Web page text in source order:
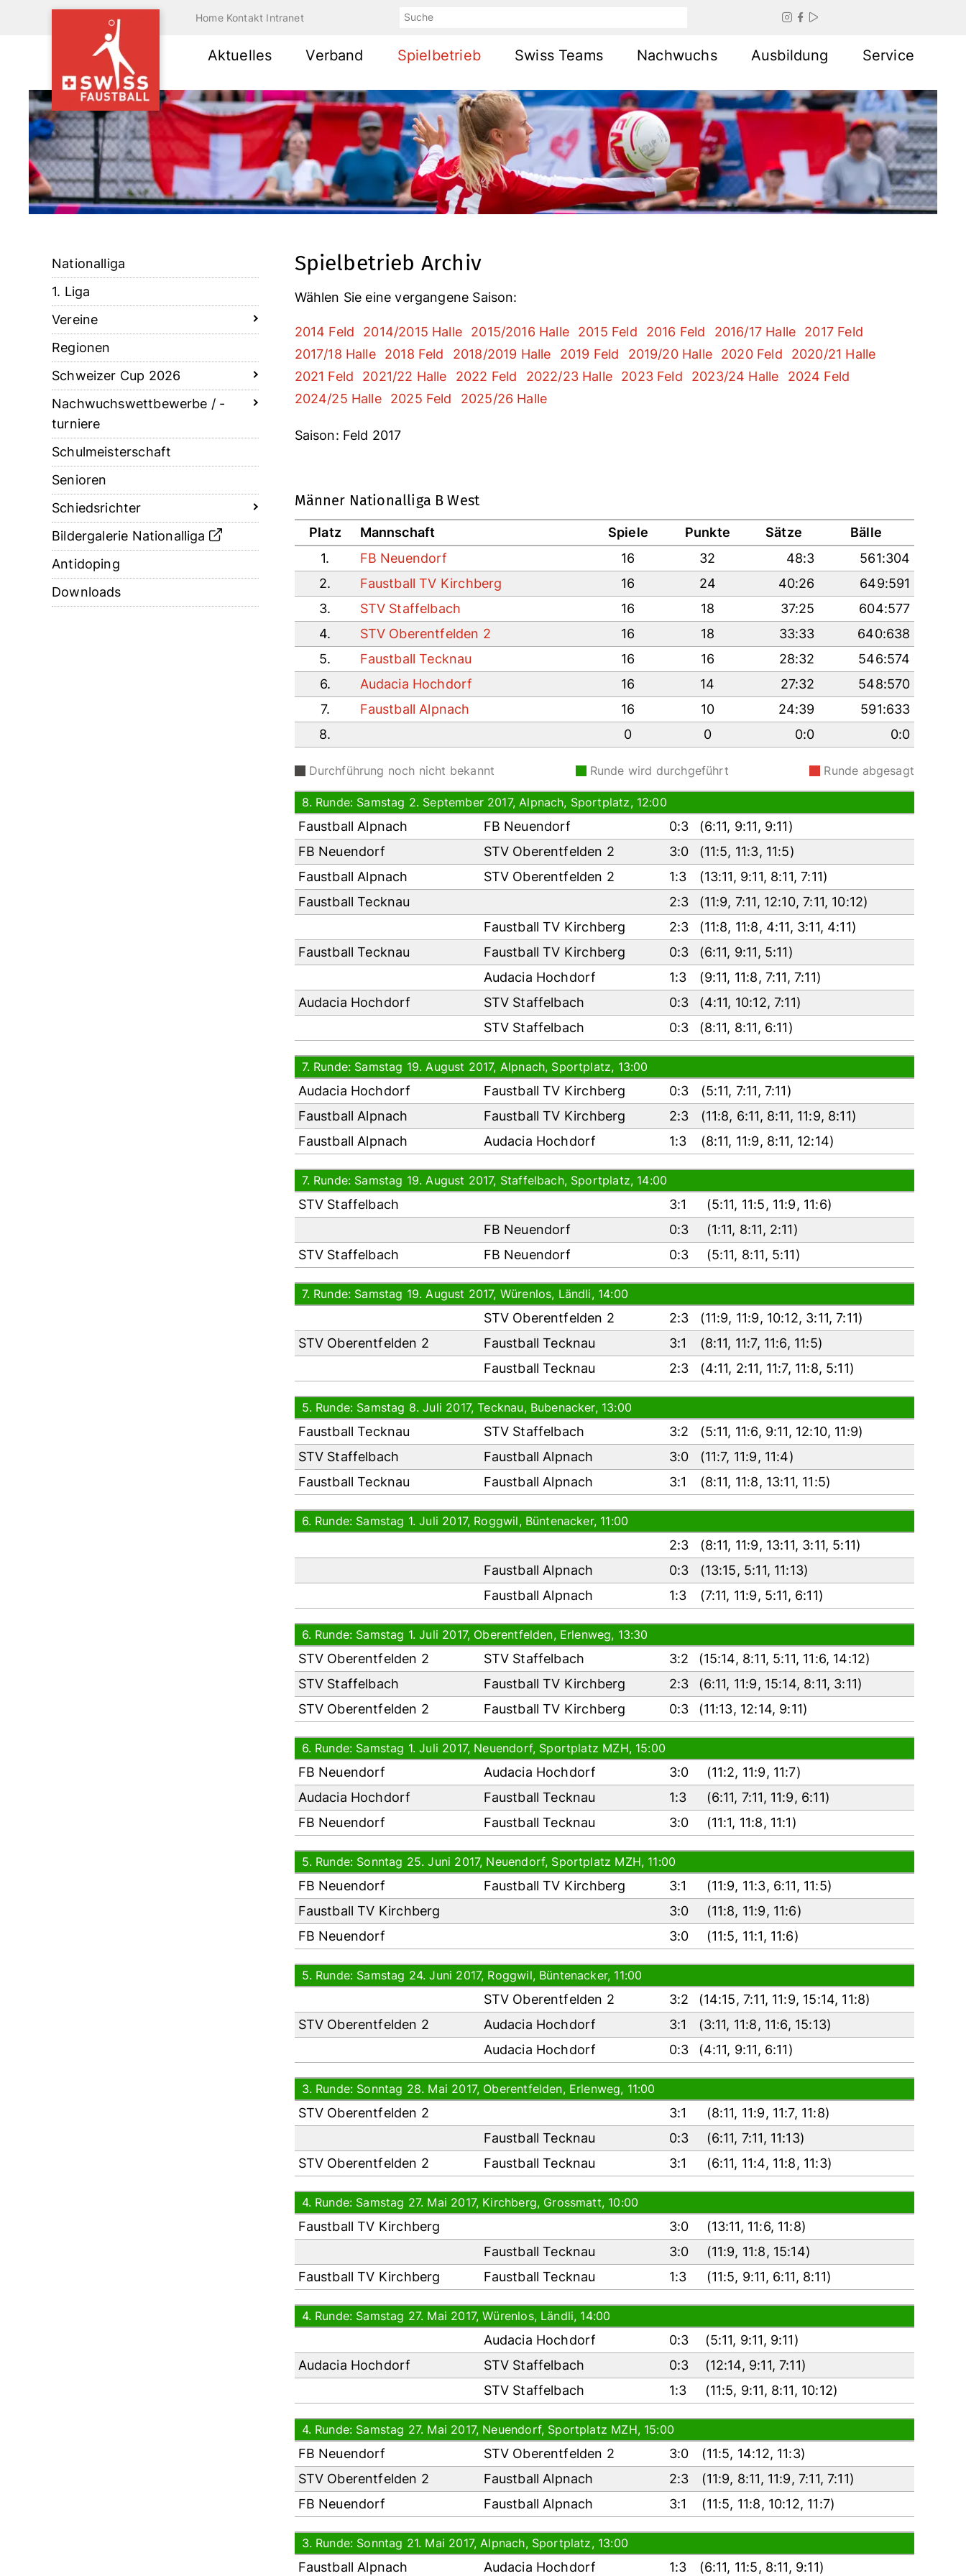
Home Kontakt Intranet Suche   
Aktuelles Verband Spielbetrieb Swiss Teams Nachwuchs Ausbildung Service
Nationalliga
1. Liga
Vereine
Regionen
Schweizer Cup 2026
Nachwuchswettbewerbe / -
turniere
Schulmeisterschaft
Senioren
Schiedsrichter
Bildergalerie Nationalliga
Antidoping
Downloads
Spielbetrieb Archiv
Wählen Sie eine vergangene Saison:
2014 Feld 2014/2015 Halle 2015/2016 Halle 2015 Feld 2016 Feld 2016/17 Halle
2017 Feld
2017/18 Halle
2018 Feld 2018/2019 Halle 2019 Feld 2019/20 Halle 2020 Feld
2020/21 Halle
2021 Feld
2021/22 Halle 2022 Feld 2022/23 Halle 2023 Feld 2023/24 Halle
2024 Feld
2024/25 Halle
2025 Feld 2025/26 Halle
Saison: Feld 2017
Männer Nationalliga B West
Platz Mannschaft Spiele Punkte Sätze
Bälle
1.
FB Neuendorf 16 32 48:3
561:304
2.
Faustball TV Kirchberg 16 24 40:26
649:591
3.
STV Staffelbach 16 18 37:25
604:577
4.
STV Oberentfelden 2 16 18 33:33
640:638
5.
Faustball Tecknau 16 16 28:32
546:574
6.
Audacia Hochdorf 16 14 27:32
548:570
7.
Faustball Alpnach 16 10 24:39
591:633
8.
0 0 0:0 0:0
Durchführung noch nicht bekannt Runde wird durchgeführt Runde abgesagt
8. Runde: Samstag 2. September 2017, Alpnach, Sportplatz, 12:00
Faustball Alpnach FB Neuendorf 0:3 (6:11, 9:11, 9:11)
FB Neuendorf
STV Oberentfelden 2 3:0 (11:5, 11:3, 11:5)
Faustball Alpnach
STV Oberentfelden 2 1:3 (13:11, 9:11, 8:11,7:11)
Faustball Tecknau
2:3 (11:9, 7:11, 12:10,7:11, 10:12)
Faustball TV Kirchberg
2:3 (11:8, 11:8, 4:11, 3:11, 4:11)
Faustball Tecknau
Faustball TV Kirchberg 0:3 (6:11, 9:11, 5:11)
Audacia Hochdorf
1:3 (9:11, 11:8, 7:11,7:11)
Audacia Hochdorf
STV Staffelbach 0:3 (4:11, 10:12,7:11)
STV Staffelbach
0:3 (8:11, 8:11, 6:11)
7. Runde: Samstag 19. August 2017, Alpnach, Sportplatz, 13:00
Audacia Hochdorf Faustball TV Kirchberg 0:3 (5:11, 7:11, 7:11)
Faustball Alpnach
Faustball TV Kirchberg 2:3 (11:8, 6:11, 8:11, 11:9, 8:11)
Faustball Alpnach
Audacia Hochdorf 1:3 (8:11, 11:9, 8:11, 12:14)
7. Runde: Samstag 19. August 2017, Staffelbach, Sportplatz, 14:00
STV Staffelbach 3:1 (5:11, 11:5, 11:9, 11:6)
FB Neuendorf
0:3 (1:11, 8:11, 2:11)
STV Staffelbach
FB Neuendorf 0:3 (5:11, 8:11, 5:11)
7. Runde: Samstag 19. August 2017, Würenlos, Ländli, 14:00
STV Oberentfelden 2 2:3 (11:9, 11:9, 10:12, 3:11,7:11)
STV Oberentfelden 2
Faustball Tecknau 3:1 (8:11, 11:7, 11:6, 11:5)
Faustball Tecknau
2:3 (4:11, 2:11, 11:7, 11:8, 5:11)
5. Runde: Samstag 8. Juli 2017, Tecknau, Bubenacker, 13:00
Faustball Tecknau STV Staffelbach 3:2 (5:11, 11:6, 9:11, 12:10, 11:9)
STV Staffelbach
Faustball Alpnach 3:0 (11:7, 11:9, 11:4)
Faustball Tecknau
Faustball Alpnach 3:1 (8:11, 11:8, 13:11, 11:5)
6. Runde: Samstag 1. Juli 2017, Roggwil, Büntenacker, 11:00
2:3 (8:11, 11:9, 13:11, 3:11, 5:11)
Faustball Alpnach
0:3 (13:15, 5:11, 11:13)
Faustball Alpnach
1:3 (7:11, 11:9, 5:11, 6:11)
6. Runde: Samstag 1. Juli 2017, Oberentfelden, Erlenweg, 13:30
STV Oberentfelden 2 STV Staffelbach 3:2 (15:14, 8:11, 5:11, 11:6, 14:12)
STV Staffelbach
Faustball TV Kirchberg 2:3 (6:11, 11:9, 15:14, 8:11, 3:11)
STV Oberentfelden 2
Faustball TV Kirchberg 0:3 (11:13, 12:14, 9:11)
6. Runde: Samstag 1. Juli 2017, Neuendorf, Sportplatz MZH, 15:00
FB Neuendorf Audacia Hochdorf 3:0 (11:2, 11:9, 11:7)
Audacia Hochdorf
Faustball Tecknau 1:3 (6:11, 7:11, 11:9, 6:11)
FB Neuendorf
Faustball Tecknau 3:0 (11:1, 11:8, 11:1)
5. Runde: Sonntag 25. Juni 2017, Neuendorf, Sportplatz MZH, 11:00
FB Neuendorf Faustball TV Kirchberg 3:1 (11:9, 11:3, 6:11, 11:5)
Faustball TV Kirchberg
3:0 (11:8, 11:9, 11:6)
FB Neuendorf
3:0 (11:5, 11:1, 11:6)
5. Runde: Samstag 24. Juni 2017, Roggwil, Büntenacker, 11:00
STV Oberentfelden 2 3:2 (14:15, 7:11, 11:9, 15:14, 11:8)
STV Oberentfelden 2
Audacia Hochdorf 3:1 (3:11, 11:8, 11:6, 15:13)
Audacia Hochdorf
0:3 (4:11, 9:11, 6:11)
3. Runde: Sonntag 28. Mai 2017, Oberentfelden, Erlenweg, 11:00
STV Oberentfelden 2 3:1 (8:11, 11:9, 11:7, 11:8)
Faustball Tecknau
0:3 (6:11, 7:11, 11:13)
STV Oberentfelden 2
Faustball Tecknau 3:1 (6:11, 11:4, 11:8, 11:3)
4. Runde: Samstag 27. Mai 2017, Kirchberg, Grossmatt, 10:00
Faustball TV Kirchberg 3:0 (13:11, 11:6, 11:8)
Faustball Tecknau
3:0 (11:9, 11:8, 15:14)
Faustball TV Kirchberg
Faustball Tecknau 1:3 (11:5, 9:11, 6:11, 8:11)
4. Runde: Samstag 27. Mai 2017, Würenlos, Ländli, 14:00
Audacia Hochdorf 0:3 (5:11, 9:11, 9:11)
Audacia Hochdorf
STV Staffelbach 0:3 (12:14, 9:11,7:11)
STV Staffelbach
1:3 (11:5, 9:11, 8:11, 10:12)
4. Runde: Samstag 27. Mai 2017, Neuendorf, Sportplatz MZH, 15:00
FB Neuendorf STV Oberentfelden 2 3:0 (11:5, 14:12, 11:3)
STV Oberentfelden 2
Faustball Alpnach 2:3 (11:9, 8:11, 11:9,7:11,7:11)
FB Neuendorf
Faustball Alpnach 3:1 (11:5, 11:8, 10:12, 11:7)
3. Runde: Sonntag 21. Mai 2017, Alpnach, Sportplatz, 13:00
Faustball Alpnach Audacia Hochdorf 1:3 (6:11, 11:5, 8:11, 9:11)